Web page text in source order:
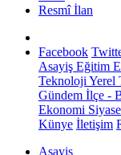
Resmî İlan
Facebook
Asayiş Eğitim
Teknoloji Yerel
Gündem İlçe -
Ekonomi
Künye İletişim
Asayiş